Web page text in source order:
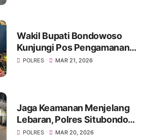
Wakil Bupati Bondowoso
Kunjungi Pos Pengamanan
Lebaran 2026
POLRES MAR 21, 2026
Jaga Keamanan Menjelang
Lebaran, Polres Situbondo
Intensifkan Patroli Sisir
POLRES MAR 20, 2026